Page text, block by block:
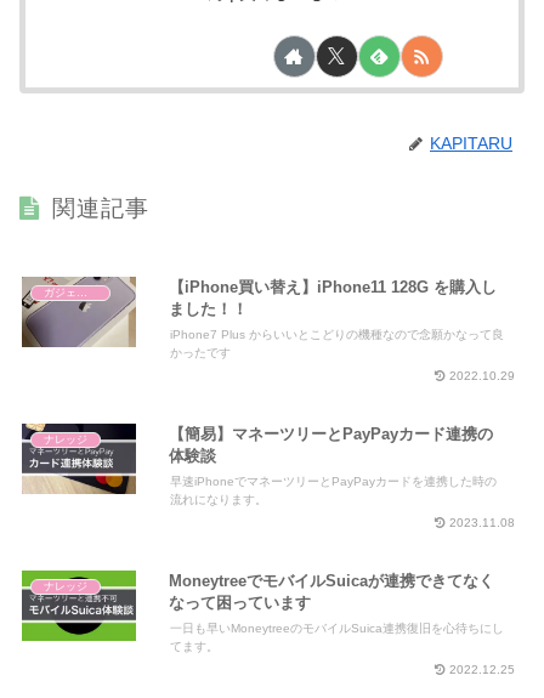
KAPITARU
関連記事
ガジェット
【iPhone買い替え】iPhone11 128G を購入し
ました！！
iPhone7 Plus からいいとこどりの機種なので念願かなって良
かったです
2022.10.29
ナレッジ
【簡易】マネーツリーとPayPayカード連携の
体験談
早速iPhoneでマネーツリーとPayPayカードを連携した時の
流れになります。
2023.11.08
ナレッジ
MoneytreeでモバイルSuicaが連携できてなく
なって困っています
一日も早いMoneytreeのモバイルSuica連携復旧を心待ちにし
てます。
2022.12.25